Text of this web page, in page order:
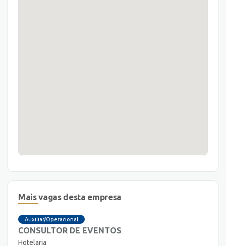
Mais vagas desta empresa
Auxiliar/Operacional
CONSULTOR DE EVENTOS
Hotelaria